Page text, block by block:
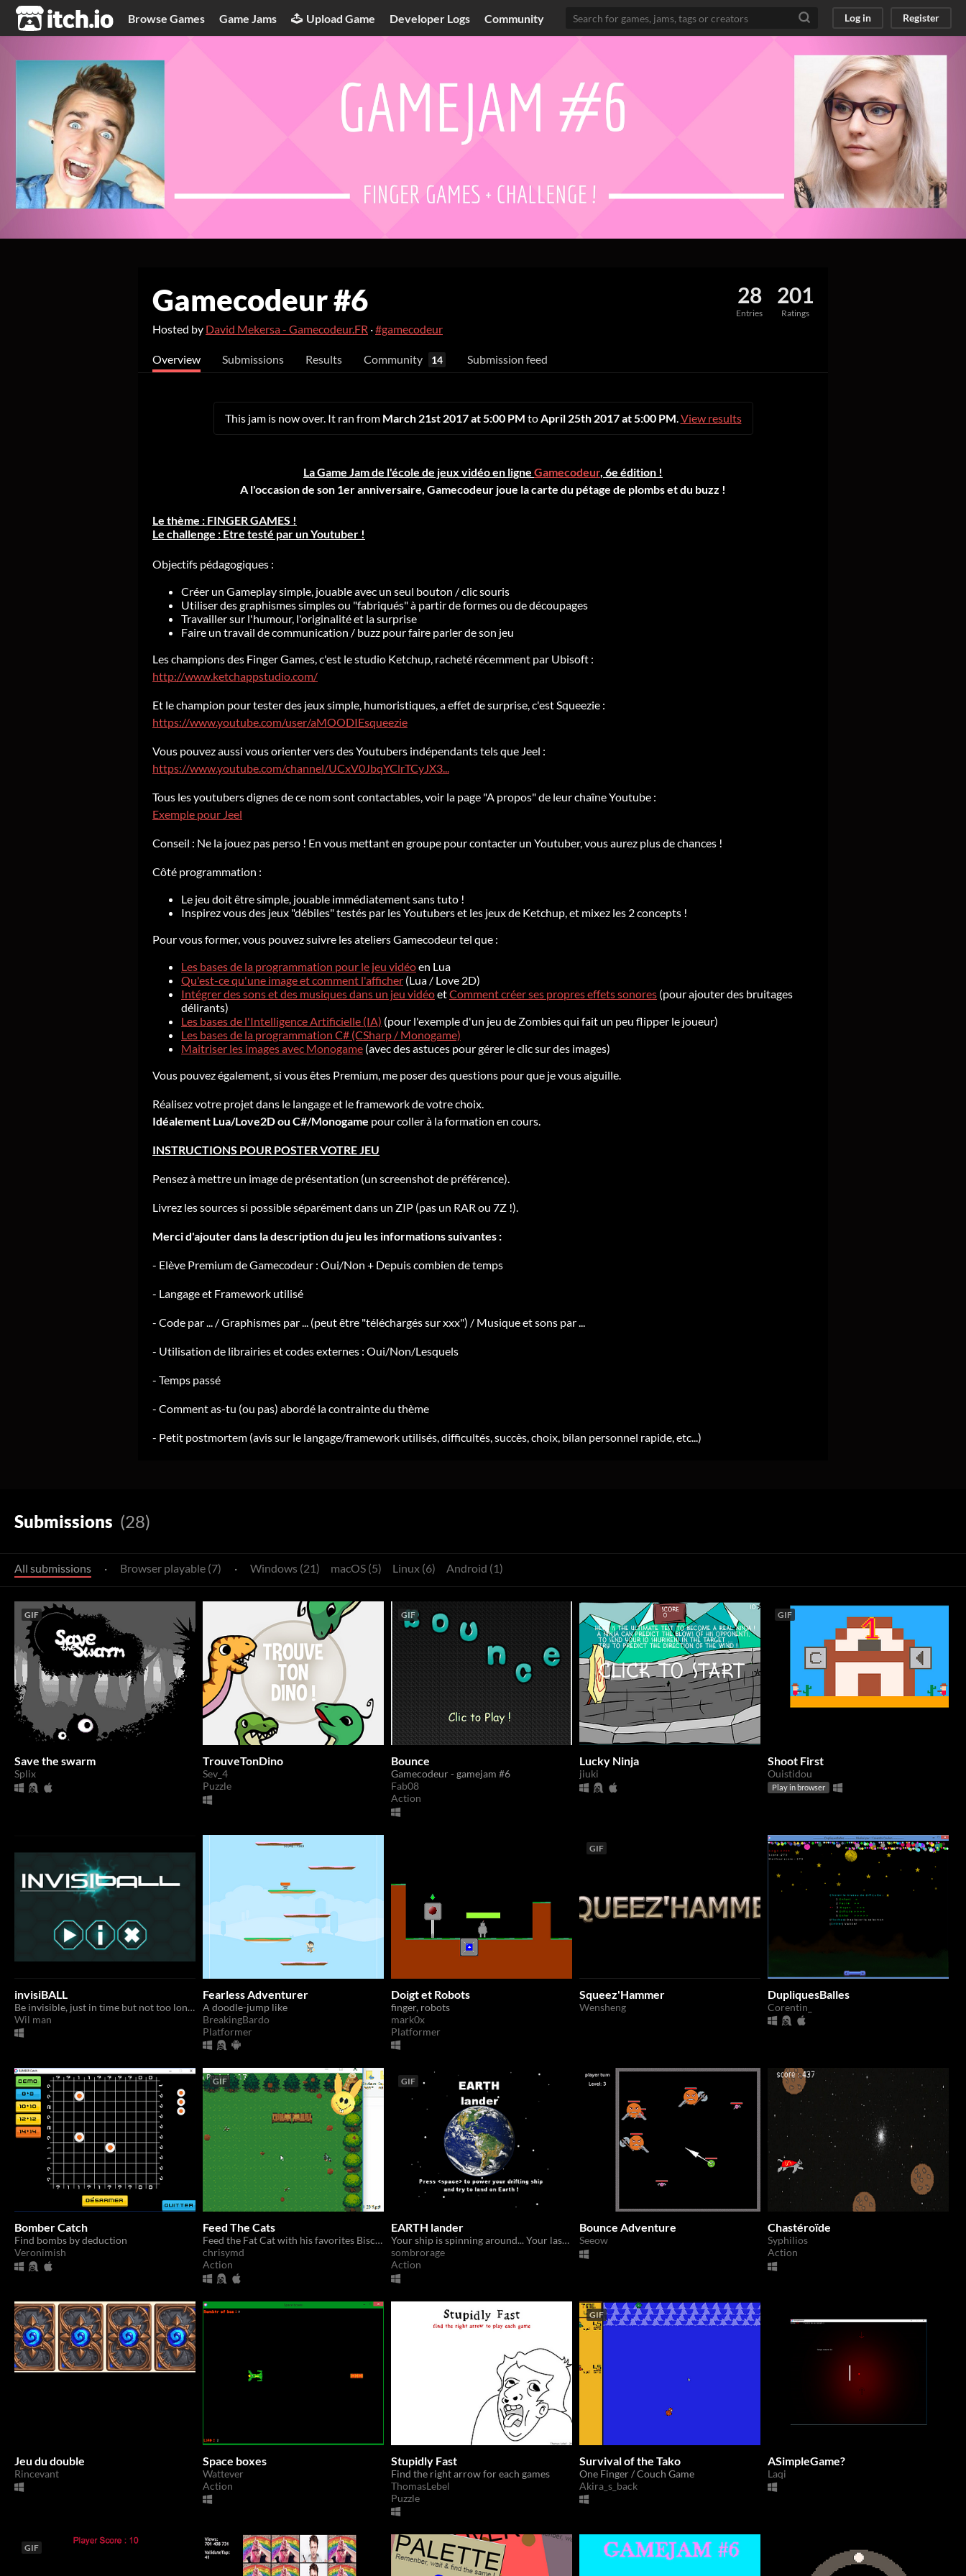
itch.io Browse Games Game Jams Upload Game Developer Logs Community Log in Register
Gamecodeur #6
Hosted by David Mekersa - Gamecodeur.FR ·#gamecodeur
28
Entries
201
Ratings
Overview Submissions Results Community 14 Submission feed
This jam is now over. It ran from March 21st 2017 at 5:00 PM to April 25th 2017 at 5:00 PM View results
La Game Jam de l'école de jeux vidéo en ligne Gamecodeur, 6e édition !
A l'occasion de son 1er anniversaire, Gamecodeur joue la carte du pétage de plombs et du buzz !
Le thème : FINGER GAMES !
Le challenge : Etre testé par un Youtuber !
Objectifs pédagogiques :
Créer un Gameplay simple, jouable avec un seul bouton / clic souris
Utiliser des graphismes simples ou "fabriqués" à partir de formes ou de découpages
Travailler sur l'humour, l'originalité et la surprise
Faire un travail de communication / buzz pour faire parler de son jeu
Les champions des Finger Games, c'est le studio Ketchup, racheté récemment par Ubisoft :
http://www.ketchappstudio.com/
Et le champion pour tester des jeux simple, humoristiques, a effet de surprise, c'est Squeezie :
https://www.youtube.com/user/aMOODIEsqueezie
Vous pouvez aussi vous orienter vers des Youtubers indépendants tels que Jeel :
https://www.youtube.com/channel/UCxV0JbqYClrTCyJX3...
Tous les youtubers dignes de ce nom sont contactables, voir la page "A propos" de leur chaîne Youtube :
Exemple pour Jeel
Conseil : Ne la jouez pas perso ! En vous mettant en groupe pour contacter un Youtuber, vous aurez plus de chances !
Côté programmation :
Le jeu doit être simple, jouable immédiatement sans tuto !
Inspirez vous des jeux "débiles" testés par les Youtubers et les jeux de Ketchup, et mixez les 2 concepts !
Pour vous former, vous pouvez suivre les ateliers Gamecodeur tel que :
Les bases de la programmation pour le jeu vidéoen Lua
Qu'est-ce qu'une image et comment l'afficher (Lua / Love 2D)
Intégrer des sons et des musiques dans un jeu vidéoetComment créer ses propres effets sonores (pour ajouter des bruitages
délirants)
Les bases de l'Intelligence Artificielle (IA) (pour l'exemple d'un jeu de Zombies qui fait un peu flipper le joueur)
Les bases de la programmation C# (CSharp / Monogame)
Maitriser les images avec Monogame (avec des astuces pour gérer le clic sur des images)
Vous pouvez également, si vous êtes Premium, me poser des questions pour que je vous aiguille.
Réalisez votre projet dans le langage et le framework de votre choix.
Idéalement Lua/Love2D ou C#/Monogame pour coller à la formation en cours.
INSTRUCTIONS POUR POSTER VOTRE JEU
Pensez à mettre un image de présentation (un screenshot de préférence).
Livrez les sources si possible séparément dans un ZIP (pas un RAR ou 7Z !).
Merci d'ajouter dans la description du jeu les informations suivantes :
- Elève Premium de Gamecodeur : Oui/Non + Depuis combien de temps
- Langage et Framework utilisé
- Code par ... / Graphismes par ... (peut être "téléchargés sur xxx") / Musique et sons par ...
- Utilisation de librairies et codes externes : Oui/Non/Lesquels
- Temps passé
- Comment as-tu (ou pas) abordé la contrainte du thème
- Petit postmortem (avis sur le langage/framework utilisés, difficultés, succès, choix, bilan personnel rapide, etc...)
Submissions (28)
All submissions · Browser playable (7) · Windows (21) macOS (5) Linux (6) Android (1)
GIF
Save the swarm
Splix
TrouveTonDino
Sev_4
Puzzle
GIF
Bounce
Gamecodeur - gamejam #6
Fab08
Action
Lucky Ninja
jiuki
GIF
Shoot First
Ouistidou
Play in browser
invisiBALL
Be invisible, just in time but not too long !
Wil man
Fearless Adventurer
A doodle-jump like
BreakingBardo
Platformer
Doigt et Robots
finger, robots
mark0x
Platformer
GIF
Squeez'Hammer
Wensheng
DupliquesBalles
Corentin_
Bomber Catch
Find bombs by deduction
Veronimish
GIF
Feed The Cats
Feed the Fat Cat with his favorites Biscuits
chrisymd
Action
GIF
EARTH lander
Your ship is spinning around... Your last hope is to land on the Earth !
sombrorage
Action
Bounce Adventure
Seeow
Chastéroïde
Syphilios
Action
Jeu du double
Rincevant
Space boxes
Wattever
Action
Stupidly Fast
Find the right arrow for each games
ThomasLebel
Puzzle
GIF
Survival of the Tako
One Finger / Couch Game
Akira_s_back
ASimpleGame?
Laqi
GIF